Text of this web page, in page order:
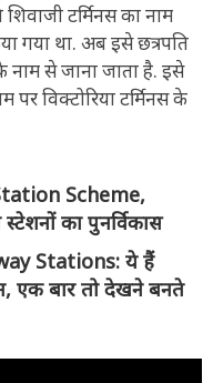
शिवाजी टर्मिनस का नाम
गया था. अब इसे छत्रपति
नाम से जाना जाता है. इसे
पर विक्टोरिया टर्मिनस के
Scheme,
का पुनर्विकास
Stations: ये हैं
एक बार तो देखने बनते